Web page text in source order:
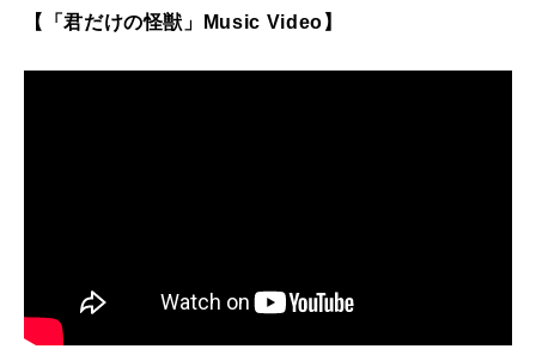
【「君だけの怪獣」Music Video】